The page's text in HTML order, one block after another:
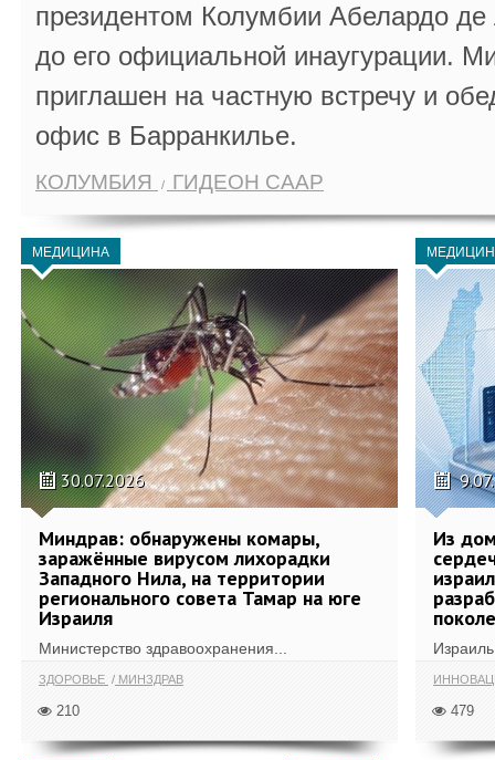
президентом Колумбии Абелардо
до его официальной инаугурации.
приглашен на частную встречу и
офис в Барранкилье.
КОЛУМБИЯ ГИДЕОН СААР
МЕДИЦИНА
30.07.2026
Миндрав: обнаружены комары,
заражённые вирусом лихорадки
Западного Нила, на территории
регионального совета Тамар на юге
Израиля
Министерство здравоохранения...
ЗДОРОВЬЕ МИНЗДРАВ
210
Из
Израиль
479